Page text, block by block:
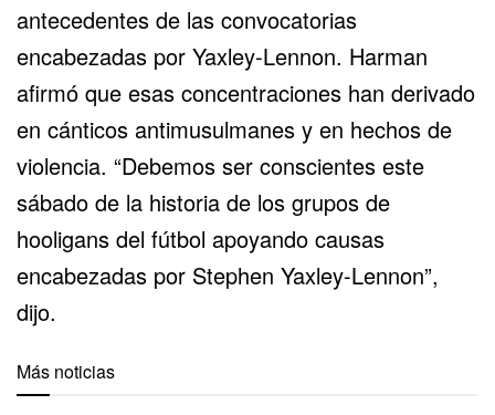
antecedentes de las convocatorias
encabezadas por Yaxley-Lennon. Harman
afirmó que esas concentraciones han derivado
en cánticos antimusulmanes y en hechos de
violencia. “Debemos ser conscientes este
sábado de la historia de los grupos de
hooligans del fútbol apoyando causas
encabezadas por Stephen Yaxley-Lennon”,
dijo.
Más noticias